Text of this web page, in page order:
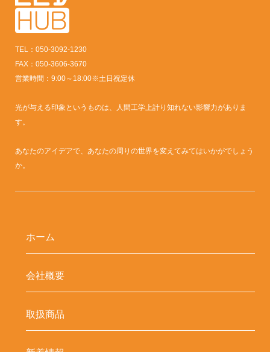
TEL：050-3092-1230
FAX：050-3606-3670
営業時間：9:00～18:00※土日祝定休
光が与える印象というものは、人間工学上計り知れない影響力がありま
す。
あなたのアイデアで、あなたの周りの世界を変えてみてはいかがでしょう
か。
ホーム
会社概要
取扱商品